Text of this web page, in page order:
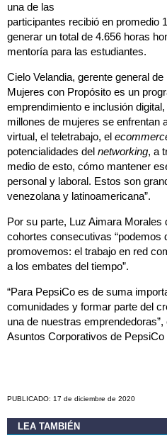
una de las
participantes recibió en promedio
generar un total de 4.656 horas
mentoría para las estudiantes.
Cielo Velandia, gerente general
Mujeres con Propósito es un
emprendimiento e inclusión
millones de mujeres se enfrentan
virtual, el teletrabajo, el
potencialidades del networking, a
medio de esto, cómo mantener
personal y laboral. Estos son
venezolana y latinoamericana”.
Por su parte, Luz Aimara Morales
cohortes consecutivas “podemos
promovemos: el trabajo en red
a los embates del tiempo”.
“Para PepsiCo es de suma
comunidades y formar parte del
una de nuestras
Asuntos Corporativos de PepsiCo
PUBLICADO: 17 de diciembre de 2020
LEA TAMBIÉN